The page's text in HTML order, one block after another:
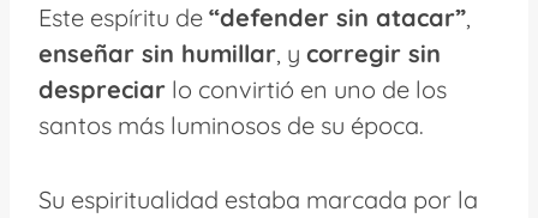
Este espíritu de “defender sin atacar”,
enseñar sin humillar, y corregir sin
despreciar lo convirtió en uno de los
santos más luminosos de su época.
Su espiritualidad estaba marcada por la